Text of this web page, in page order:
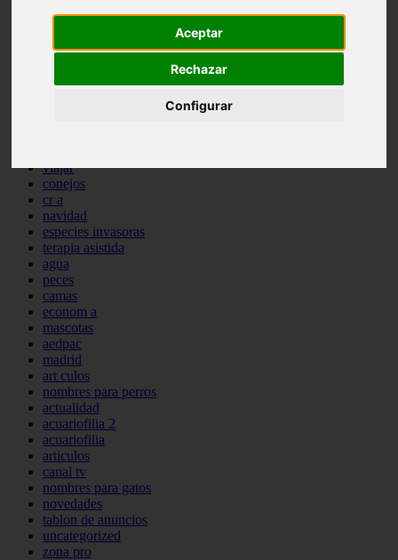
Aceptar
Rechazar
Configurar
ferias
snacks
viajar
conejos
cr a
navidad
especies invasoras
terapia asistida
agua
peces
camas
econom a
mascotas
aedpac
madrid
art culos
nombres para perros
actualidad
acuariofilia 2
acuariofilia
articulos
canal tv
nombres para gatos
novedades
tablon de anuncios
uncategorized
zona pro